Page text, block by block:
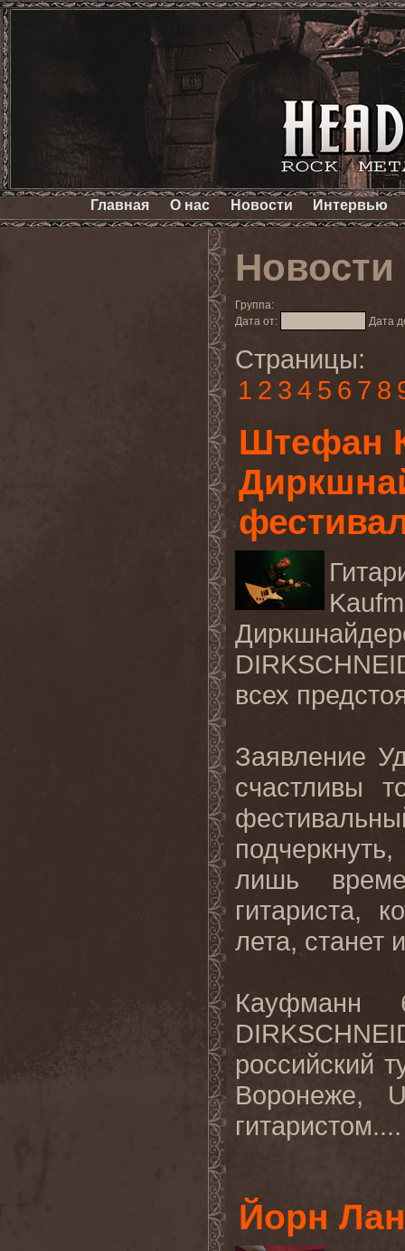
Главная О нас Новости Интервью
Новости
Группа:
Дата от:
Дата
Страницы:
1 2 3 4 5 6 7 8
Штефан
всех
Заявление
счастливы
лишь
гитариста,
лета, станет
российский
Воронеже,
Йорн